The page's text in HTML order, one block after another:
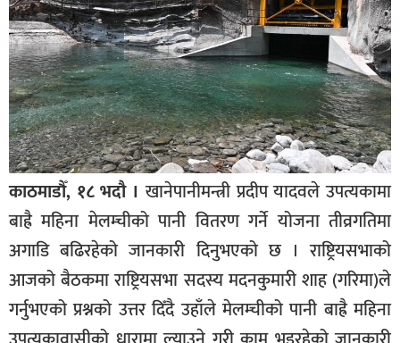
मधेश
विशेष
राजनीति
प्रमुख
समाचार
राष्ट्रिय
अन्तराष्ट्रिय
अन्तरबार्ता
अर्थ
खेलकुद
काठमाडौँ, १८ भदौ । खानेपानीमन्त्री प्रदीप यादवले उपत्यकामा
बाह्रै महिना मेलम्चीको पानी वितरण गर्ने योजना तीव्रगतिमा
अगाडि बढिरहेको जानकारी दिनुभएको छ । राष्ट्रियसभाको
आजको बैठकमा राष्ट्रियसभा सदस्य मदनकुमारी शाह (गरिमा)ले
गर्नुभएको प्रश्नको उत्तर दिँदै उहाँले मेलम्चीको पानी बाह्रै महिना